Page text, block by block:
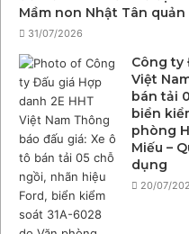
Mầm non Nhật Tân quản
31/07/2026
Công ty
Việt
bán tải
biển
phòng
Miếu –
dụng
20/07/